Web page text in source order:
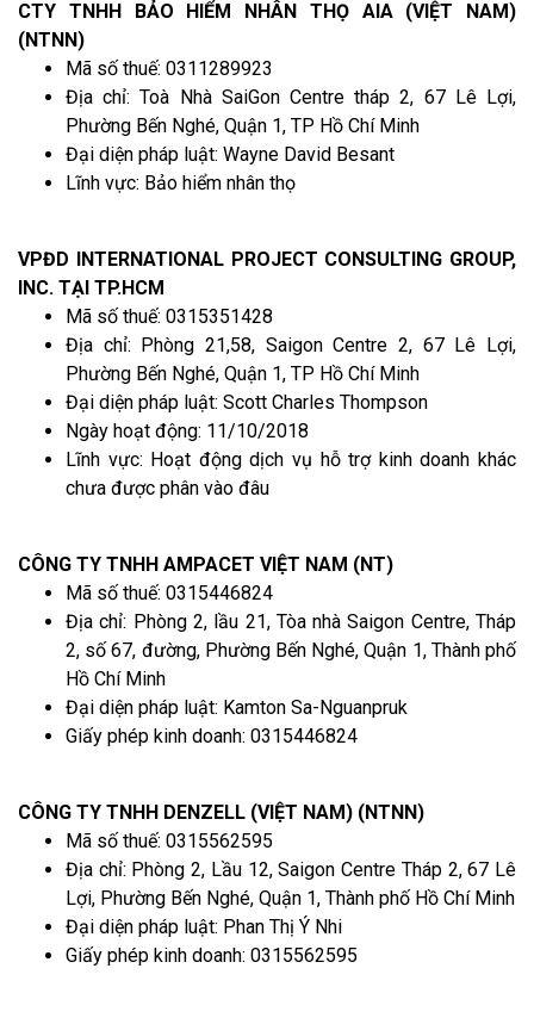
CTY TNHH BẢO HIỂM NHÂN THỌ AIA (VIỆT NAM)
(NTNN)
Mã số thuế: 0311289923
Địa chỉ: Toà Nhà SaiGon Centre tháp 2, 67 Lê Lợi,
Phường Bến Nghé, Quận 1, TP Hồ Chí Minh
Đại diện pháp luật: Wayne David Besant
Lĩnh vực: Bảo hiểm nhân thọ
VPĐD INTERNATIONAL PROJECT CONSULTING GROUP,
INC. TẠI TP.HCM
Mã số thuế: 0315351428
Địa chỉ: Phòng 21,58, Saigon Centre 2, 67 Lê Lợi,
Phường Bến Nghé, Quận 1, TP Hồ Chí Minh
Đại diện pháp luật: Scott Charles Thompson
Ngày hoạt động: 11/10/2018
Lĩnh vực: Hoạt động dịch vụ hỗ trợ kinh doanh khác
chưa được phân vào đâu
CÔNG TY TNHH AMPACET VIỆT NAM (NT)
Mã số thuế: 0315446824
Địa chỉ: Phòng 2, lầu 21, Tòa nhà Saigon Centre, Tháp
2, số 67, đường, Phường Bến Nghé, Quận 1, Thành phố
Hồ Chí Minh
Đại diện pháp luật: Kamton Sa-Nguanpruk
Giấy phép kinh doanh: 0315446824
CÔNG TY TNHH DENZELL (VIỆT NAM) (NTNN)
Mã số thuế: 0315562595
Địa chỉ: Phòng 2, Lầu 12, Saigon Centre Tháp 2, 67 Lê
Lợi, Phường Bến Nghé, Quận 1, Thành phố Hồ Chí Minh
Đại diện pháp luật: Phan Thị Ý Nhi
Giấy phép kinh doanh: 0315562595